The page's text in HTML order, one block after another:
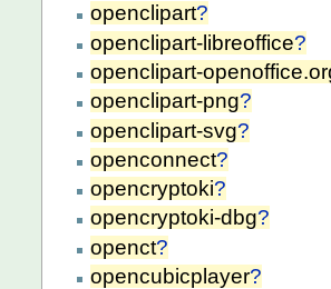
openclipart?
openclipart-libreoffice?
openclipart-
openclipart-png?
openclipart-svg?
openconnect?
opencryptoki?
opencryptoki-dbg?
openct?
opencubicplayer?